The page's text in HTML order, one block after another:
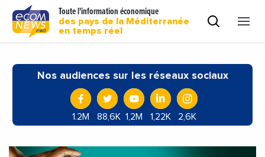
Toute l'information économique
des pays de la Méditerranée
en temps réel
Nos audiences sur les réseaux sociaux
1.2M 88,6K 1,2M 1,22K 2,6K